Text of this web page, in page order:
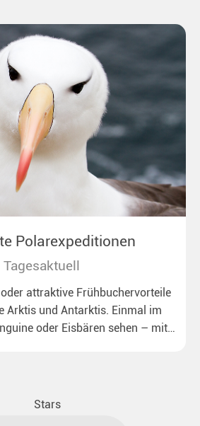
Polarexpeditionen
Tagesaktuell
attraktive Frühbuchervorteile
Arktis und Antarktis. Einmal im
oder Eisbären sehen – mit